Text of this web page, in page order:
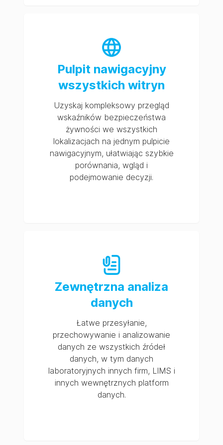
Pulpit nawigacyjny
wszystkich witryn
Uzyskaj kompleksowy przegląd
wskaźników bezpieczeństwa
żywności we wszystkich
lokalizacjach na jednym pulpicie
nawigacyjnym, ułatwiając szybkie
porównania, wgląd i
podejmowanie decyzji.
Zewnętrzna analiza
danych
Łatwe przesyłanie,
przechowywanie i analizowanie
danych ze wszystkich źródeł
danych, w tym danych
laboratoryjnych innych firm, LIMS i
innych wewnętrznych platform
danych.